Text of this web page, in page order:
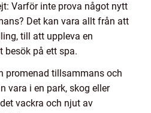
Varför inte prova något nytt
Det kan vara allt från att
till att uppleva en
besök på ett spa.
promenad tillsammans och
vara i en park, skog eller
vackra och njut av